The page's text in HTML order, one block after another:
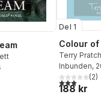
Totalt antal röster:
Del 1
Colour
Terry
Inbunden,
3,0utav 5(2)
188 kr